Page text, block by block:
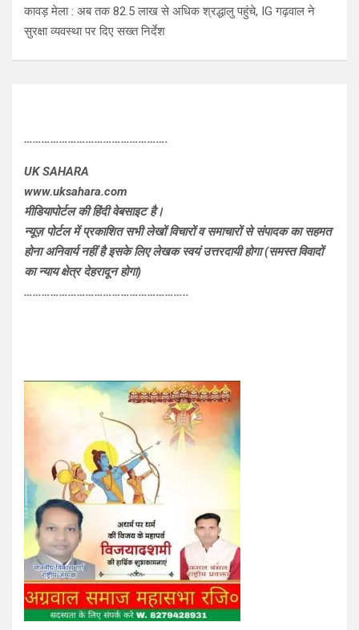
कावड़ मेला : अब तक 82.5 लाख से अधिक श्रद्धालु पहुंचे, IG गढ़वाल ने
सुरक्षा व्यवस्था पर दिए सख्त निर्देश
………………………………………….
UK SAHARA
www.uksahara.com
मीडियापोर्टल की हिंदी वेबसाइट है।
न्यूज़ पोर्टल में प्रकाशित सभी लेखों विचारों व समाचारों से संपादक का सहमत
होना अनिवार्य नहीं है इसके लिए लेखक स्वयं उत्तरदायी होगा (समस्त विवादों
का न्याय क्षेत्र देहरादून होगा)
………………………………………………..